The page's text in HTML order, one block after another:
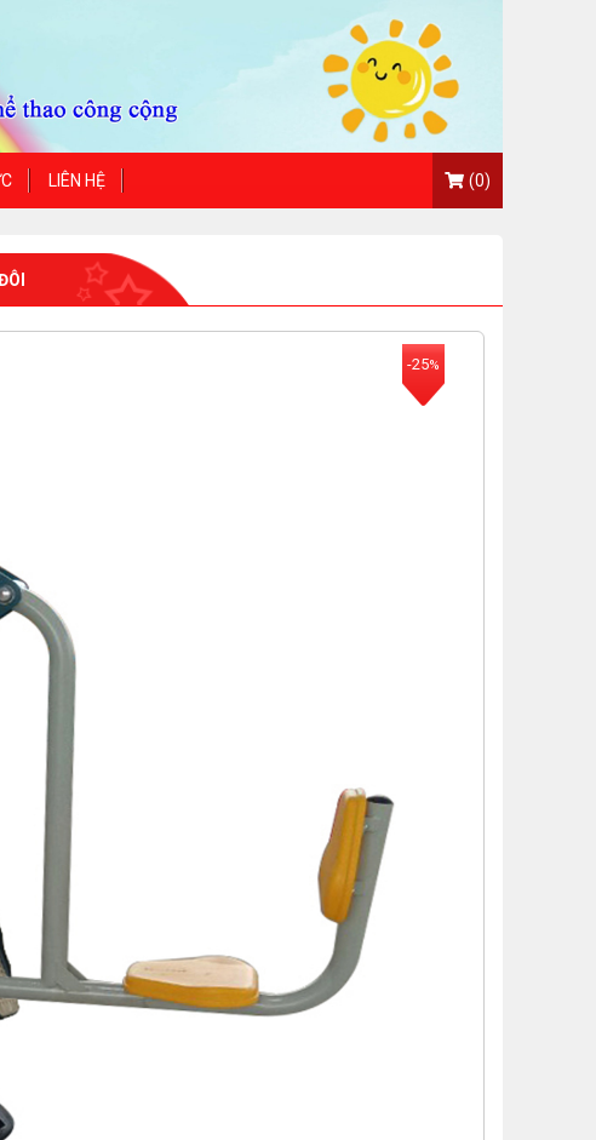
LIÊN HỆ (0)
-25%